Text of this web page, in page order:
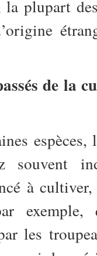
plupart
de la
espèces,
souvent
à
exemple,
les